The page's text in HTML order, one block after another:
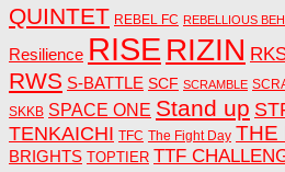
QUINTET REBEL FC REBELLIOUS
Resilience RISE RIZIN
RWS S-BATTLE SCF SCRAMBLE
SKKB SPACE ONE Stand up
TENKAICHI TFC The Fight Day THE
BRIGHTS TOPTIER TTF